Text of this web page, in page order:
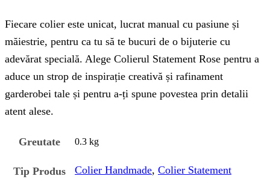
Fiecare colier este unicat, lucrat manual cu pasiune și
măiestrie, pentru ca tu să te bucuri de o bijuterie cu
adevărat specială. Alege Colierul Statement Rose pentru a
aduce un strop de inspirație creativă și rafinament
garderobei tale și pentru a-ți spune povestea prin detalii
atent alese.
Greutate 0.3 kg
Tip Produs Colier Handmade, Colier Statement